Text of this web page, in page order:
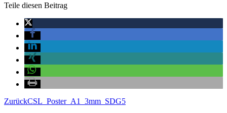
Teile diesen Beitrag
ZurückCSL_Poster_A1_3mm_SDG5